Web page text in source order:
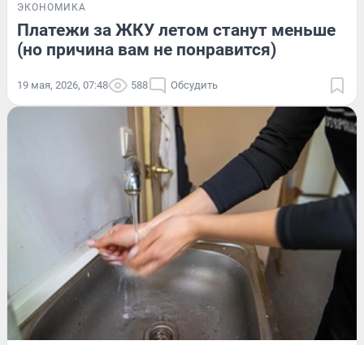
ЭКОНОМИКА
Платежи за ЖКУ летом станут меньше
(но причина вам не понравится)
19 мая, 2026, 07:48 588 Обсудить